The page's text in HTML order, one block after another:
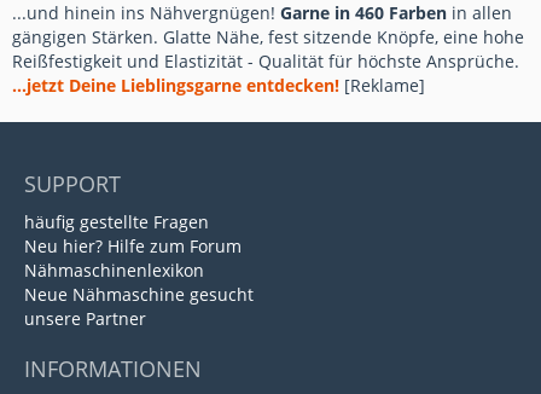
...und hinein ins Nähvergnügen! Garne in 460 Farben in allen
gängigen Stärken. Glatte Nähe, fest sitzende Knöpfe, eine hohe
Reißfestigkeit und Elastizität - Qualität für höchste Ansprüche.
...jetzt Deine Lieblingsgarne entdecken! [Reklame]
SUPPORT
häufig gestellte Fragen
Neu hier? Hilfe zum Forum
Nähmaschinenlexikon
Neue Nähmaschine gesucht
unsere Partner
INFORMATIONEN